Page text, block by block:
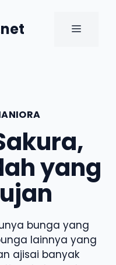
MENU
yang
bunga yang
lainnya yang
ajisai banyak